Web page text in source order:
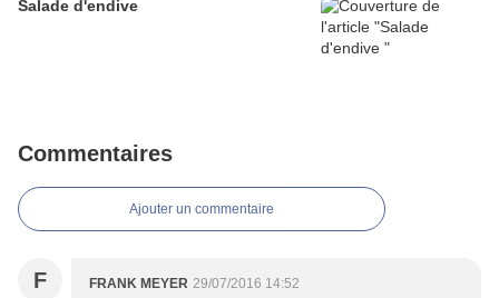
Salade d'endive
Commentaires
Ajouter un commentaire
F FRANK MEYER 29/07/2016 14:52